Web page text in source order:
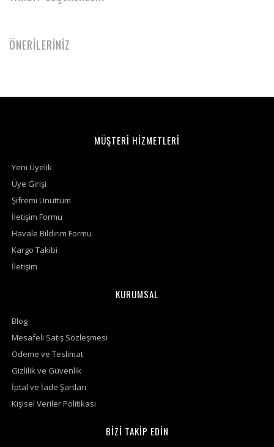
ÖNERİLERİNİZ
MÜŞTERİ HİZMETLERİ
Yeni Üyelik
Üye Girişi
Şifremi Unuttum
İletişim Formu
Havale Bildirim Formu
Kargo Takibi
İletişim
KURUMSAL
Blog
Mesafeli Satış Sözleşmesi
Ödeme ve Teslimat
Gizlilik ve Güvenlik
İptal ve İade Şartları
Kişisel Veriler Politikası
BİZİ TAKİP EDİN